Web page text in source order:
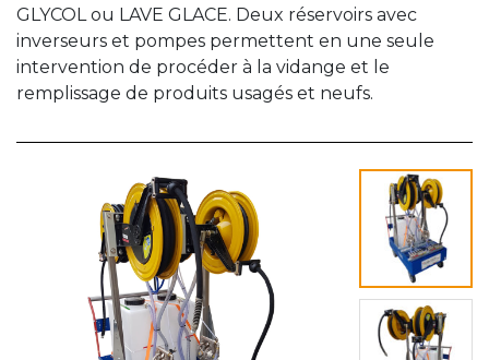
GLYCOL ou LAVE GLACE. Deux réservoirs avec
inverseurs et pompes permettent en une seule
intervention de procéder à la vidange et le
remplissage de produits usagés et neufs.